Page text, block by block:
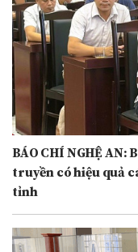
BÁO CHÍ NGHỆ
truyền có hiệu quả
tỉnh